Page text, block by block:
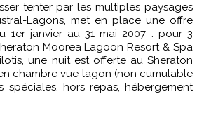
tenter par les multiples paysages
Lagons, met en place une offre
1er janvier au 31 mai 2007 : pour 3
Moorea Lagoon Resort & Spa
une nuit est offerte au Sheraton
chambre vue lagon (non cumulable
spéciales, hors repas, hébergement